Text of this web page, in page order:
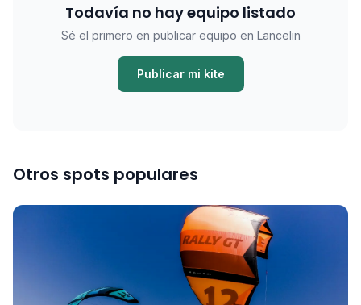
Todavía no hay equipo listado
Sé el primero en publicar equipo en Lancelin
Publicar mi kite
Otros spots populares